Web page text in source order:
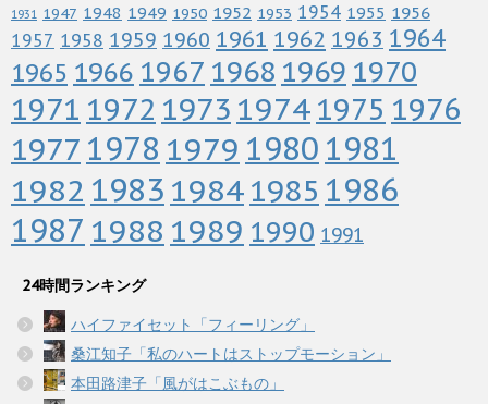
1931 1947 1948 1949 1950 1952 1953 1954 1955 1956
1957 1958 1959 1960 1961 1962 1963 1964
1965 1966 1967 1968 1969 1970
1971 1972 1973 1974 1975 1976
1977 1978 1979 1980 1981
1982 1983 19841985 1986
1987 1988 1989 1990 1991
24時間ランキング
ハイファイセット「フィーリング」
桑江知子「私のハートはストップモーション」
本田路津子「風がはこぶもの」